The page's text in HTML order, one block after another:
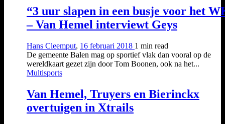
“3 uur slapen in een busje voor het
– Van Hemel interviewt Geys
Hans Cleemput, 16 februari 2018 1 min read
De gemeente Balen mag op sportief vlak dan vooral op de
wereldkaart gezet zijn door Tom Boonen, ook na het...
Multisports
Van Hemel, Truyers en Bierinckx
overtuigen in Xtrails